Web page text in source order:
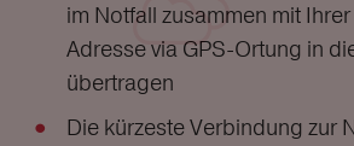
im Notfall zusammen mit
Adresse via GPS-Ortung in
übertragen
Die kürzeste Verbindung zur